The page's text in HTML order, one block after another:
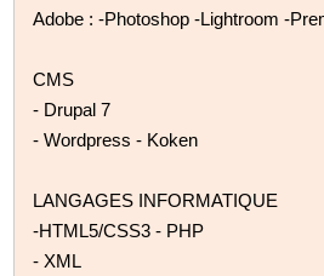
Adobe : -Photoshop -Lightroom -
CMS
- Drupal 7
- Wordpress - Koken
LANGAGES INFORMATIQUE
-HTML5/CSS3 - PHP
- XML